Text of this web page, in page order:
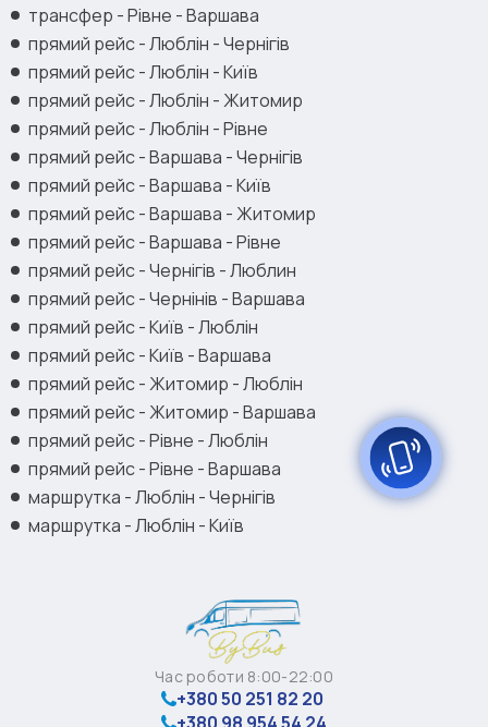
трансфер - Рівне - Варшава
прямий рейс - Люблін - Чернігів
прямий рейс - Люблін - Київ
прямий рейс - Люблін - Житомир
прямий рейс - Люблін - Рівне
прямий рейс - Варшава - Чернігів
прямий рейс - Варшава - Київ
прямий рейс - Варшава - Житомир
прямий рейс - Варшава - Рівне
прямий рейс - Чернігів - Люблин
прямий рейс - Чернінів - Варшава
прямий рейс - Київ - Люблін
прямий рейс - Київ - Варшава
прямий рейс - Житомир - Люблін
прямий рейс - Житомир - Варшава
прямий рейс - Рівне - Люблін
прямий рейс - Рівне - Варшава
маршрутка - Люблін - Чернігів
маршрутка - Люблін - Київ
Час роботи 8:00-22:00
+380 50 251 82 20